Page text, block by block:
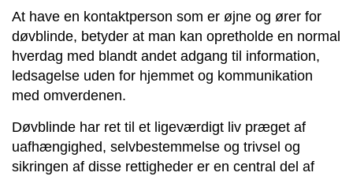
At have en kontaktperson som er øjne og ører for
døvblinde, betyder at man kan opretholde en normal
hverdag med blandt andet adgang til information,
ledsagelse uden for hjemmet og kommunikation
med omverdenen.
Døvblinde har ret til et ligeværdigt liv præget af
uafhængighed, selvbestemmelse og trivsel og
sikringen af disse rettigheder er en central del af